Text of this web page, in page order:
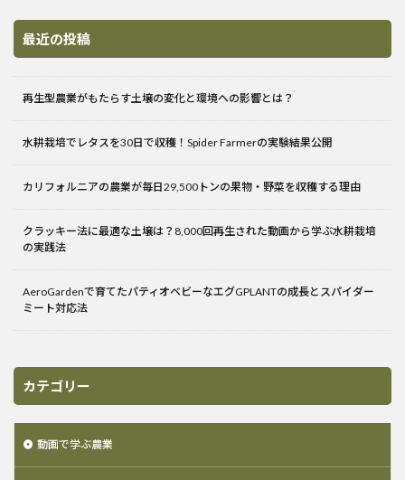
最近の投稿
再生型農業がもたらす土壌の変化と環境への影響とは？
水耕栽培でレタスを30日で収穫！Spider Farmerの実験結果公開
カリフォルニアの農業が毎日29,500トンの果物・野菜を収穫する理由
クラッキー法に最適な土壌は？8,000回再生された動画から学ぶ水耕栽培
の実践法
AeroGardenで育てたパティオベビーなエグGPLANTの成長とスパイダー
ミート対応法
カテゴリー
動画で学ぶ農業